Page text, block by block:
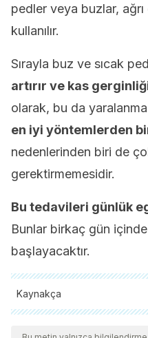
pedler veya buzlar,
kullanılır.
Sırayla buz ve sıcak
artırır ve kas
olarak, bu da
en iyi yöntemlerden
nedenlerinden biri de
gerektirmemesidir.
Bu tedavileri günlük
Bunlar birkaç gün içinde
başlayacaktır.
Kaynakça
Tüm alıntı yapılan kaynaklar,
güncelliklerini ve